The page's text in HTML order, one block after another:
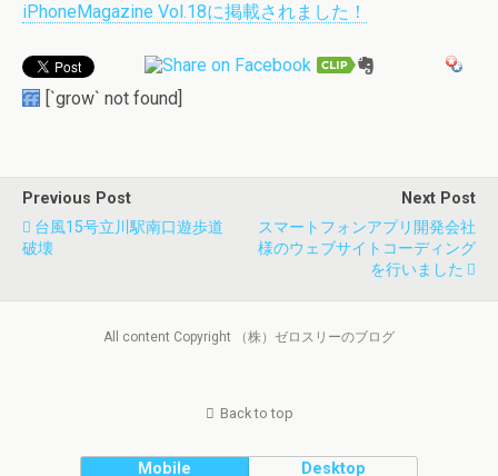
iPhoneMagazine Vol.18に掲載されました！
[`grow` not found]
Previous Post
台風15号立川駅南口遊歩道
破壊
Next Post
スマートフォンアプリ開発会社
様のウェブサイトコーディング
を行いました
All content Copyright （株）ゼロスリーのブログ
Back to top
Mobile Desktop